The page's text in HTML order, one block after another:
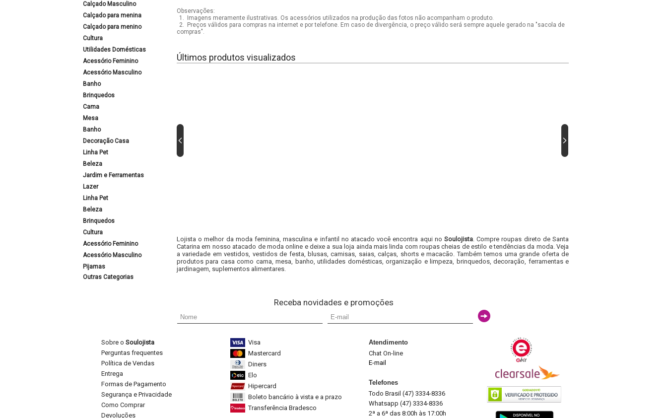
Calçado Masculino
Calçado para menina
Calçado para menino
Cultura
Utilidades Domésticas
Acessório Feminino
Acessório Masculino
Banho
Brinquedos
Cama
Mesa
Banho
Decoração Casa
Linha Pet
Beleza
Jardim e Ferramentas
Lazer
Linha Pet
Beleza
Brinquedos
Cultura
Acessório Feminino
Acessório Masculino
Pijamas
Outras Categorias
Observações:
1.
Imagens meramente ilustrativas. Os acessórios utilizados na produção das fotos não acompanham o produto.
2.
Preços válidos para compras na internet e por telefone. Em caso de divergência, o preço válido será sempre aquele gerado na "sacola de
compras".
Últimos produtos visualizados
Lojista o melhor da moda feminina, masculina e infantil no atacado você encontra aqui no Soulojista. Compre roupas direto de Santa
Catarina em nosso atacado de moda online e deixe a sua loja ainda mais linda com roupas cheias de estilo e tendências da moda. Veja
a variedade em vestidos, vestidos de festa, blusas, camisas, saias, calças, shorts e macacão. Também temos uma grande oferta de
produtos para casa como cama, mesa, banho, utilidades domésticas, organização e limpeza, brinquedos, decoração, ferramentas e
jardinagem, suplementos alimentares.
Receba novidades e promoções
Sobre o Soulojista
Perguntas frequentes
Política de Vendas
Entrega
Formas de Pagamento
Segurança e Privacidade
Como Comprar
Devoluções
Visa
Mastercard
Diners
Elo
Hipercard
Boleto bancário à vista e a prazo
Transferência Bradesco
Atendimento
Chat On-line
E-mail
Telefones
Todo Brasil (47) 3334-8336
Whatsapp (47) 3334-8336
2ª a 6ª das 8:00h às 17:00h